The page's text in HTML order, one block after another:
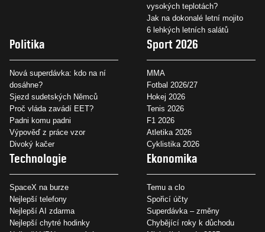
vysokých teplotách?
Jak na dokonalé letní mojito
6 lehkých letních salátů
Politika
Nová superdávka: kdo na ní
dosáhne?
Sjezd sudetských Němců
Proč vláda zavádí EET?
Padni komu padni
Výpověď z práce vzor
Divoký kačer
Sport 2026
MMA
Fotbal 2026/27
Hokej 2026
Tenis 2026
F1 2026
Atletika 2026
Cyklistika 2026
Technologie
SpaceX na burze
Nejlepší telefony
Nejlepší AI zdarma
Nejlepší chytré hodinky
Ekonomika
Temu a clo
Spořicí účty
Superdávka – změny
Chybějící roky k důchodu